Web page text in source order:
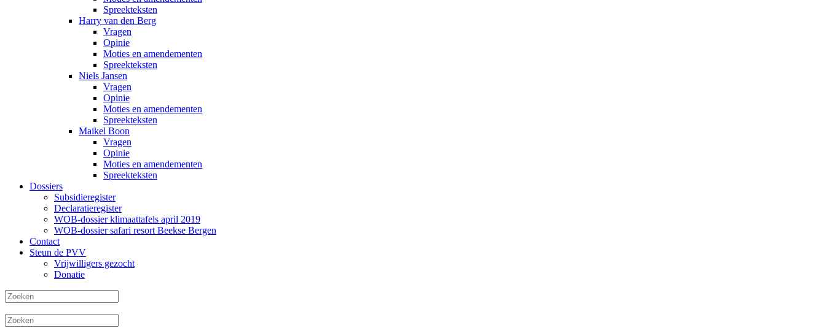
Spreekteksten
Harry van den Berg
Vragen
Opinie
Moties en amendementen
Spreekteksten
Niels Jansen
Vragen
Opinie
Moties en amendementen
Spreekteksten
Maikel Boon
Vragen
Opinie
Moties en amendementen
Spreekteksten
Dossiers
Subsidieregister
Declaratieregister
WOB-dossier klimaattafels april 2019
WOB-dossier safari resort Beekse Bergen
Contact
Steun de PVV
Vrijwilligers gezocht
Donatie